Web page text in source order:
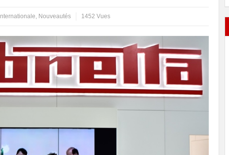
Internationale, Nouveautés 1452 Vues